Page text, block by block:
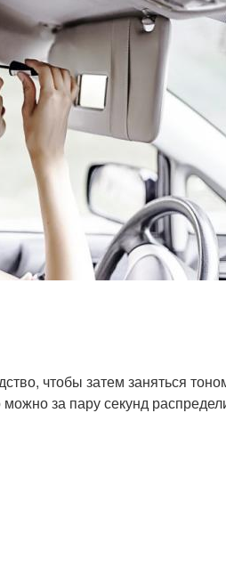
чтобы затем заняться
за пару секунд